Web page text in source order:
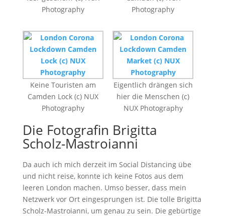
Photography
Photography
Keine Touristen am
Camden Lock (c) NUX
Photography
Eigentlich drängen sich
hier die Menschen (c)
NUX Photography
Die Fotografin Brigitta
Scholz-Mastroianni
Da auch ich mich derzeit im Social Distancing übe
und nicht reise, konnte ich keine Fotos aus dem
leeren London machen. Umso besser, dass mein
Netzwerk vor Ort eingesprungen ist. Die tolle Brigitta
Scholz-Mastroianni, um genau zu sein. Die gebürtige